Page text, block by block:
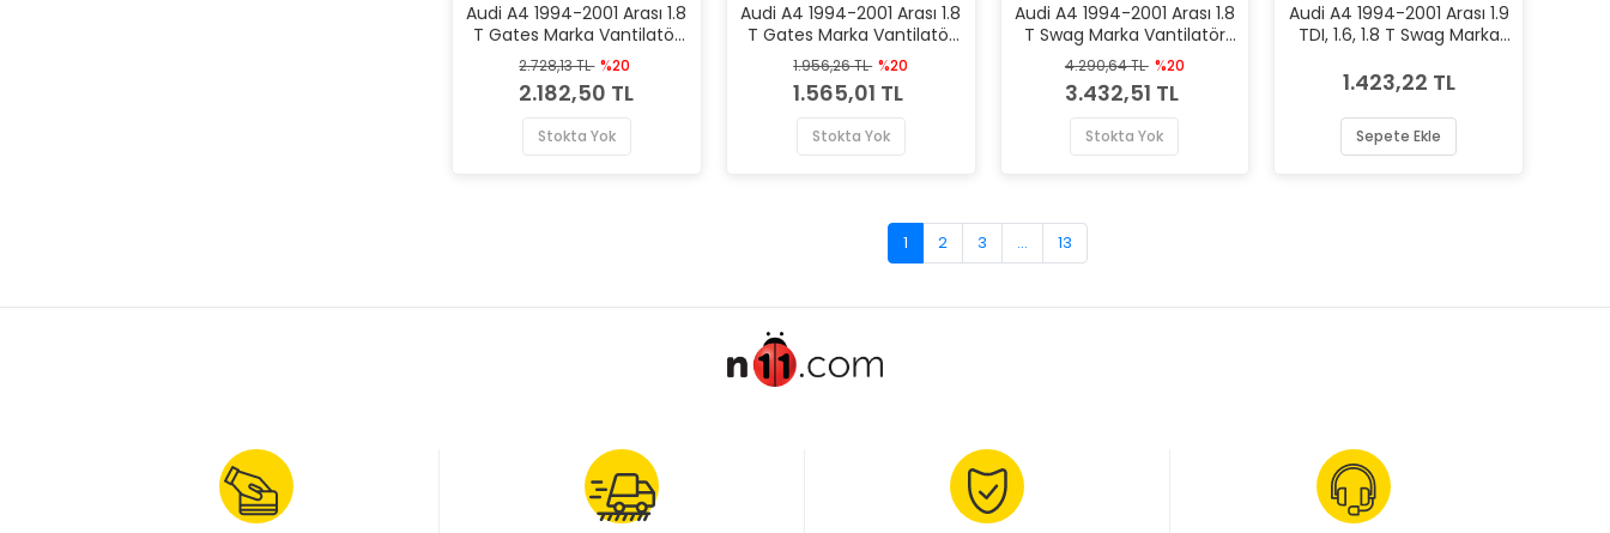
Audi A4 1994-2001 Arası 1.8
T Gates Marka Vantilatör
Kayış Gergi Rulmanı
2.728,13 TL %20
2.182,50 TL
Stokta Yok
Audi A4 1994-2001 Arası 1.8
T Gates Marka Vantilatör
Kayış Gergi Rulmanı
1.956,26 TL %20
1.565,01 TL
Stokta Yok
Audi A4 1994-2001 Arası 1.8
T Swag Marka Vantilatör
Kayış Gergi Rulmanı
4.290,64 TL %20
3.432,51 TL
Stokta Yok
Audi A4 1994-2001 Arası 1.9
TDI, 1.6, 1.8 T Swag Marka
Rulmanı
1.423,22 TL
Sepete Ekle
1 2 3 ... 13